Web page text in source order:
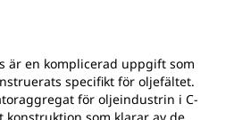
är en komplicerad uppgift som
specifikt för oljefältet.
för oljeindustrin i C-